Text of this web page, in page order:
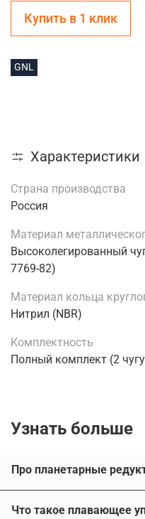
GNL
Купить в 1 клик
Характеристики
Страна производства
Россия
Материал
Высоколегированный
7769-82)
Материал кольца
Нитрил (NBR)
Комплектность
Полный комплект (2
Узнать больше